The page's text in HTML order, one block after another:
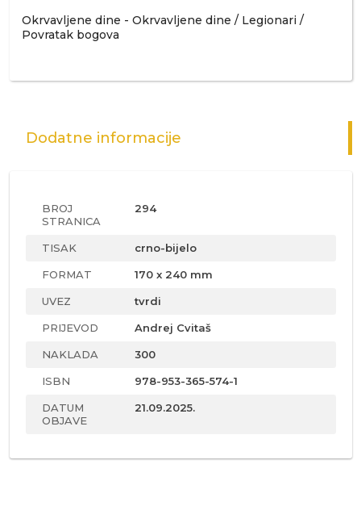
Okrvavljene dine - Okrvavljene dine / Legionari /
Povratak bogova
Dodatne informacije
BROJ
STRANICA
294
TISAK crno-bijelo
FORMAT 170 x 240 mm
UVEZ tvrdi
PRIJEVOD Andrej Cvitaš
NAKLADA 300
ISBN 978-953-365-574-1
DATUM
OBJAVE
21.09.2025.